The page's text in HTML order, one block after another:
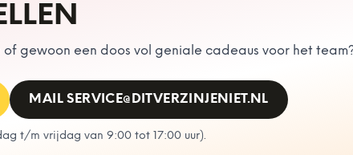
gewoon een doos vol geniale cadeaus voor het
MAILSERVICE@DITVERZINJENIET.NL
t/m vrijdag van 9:00 tot 17:00 uur).